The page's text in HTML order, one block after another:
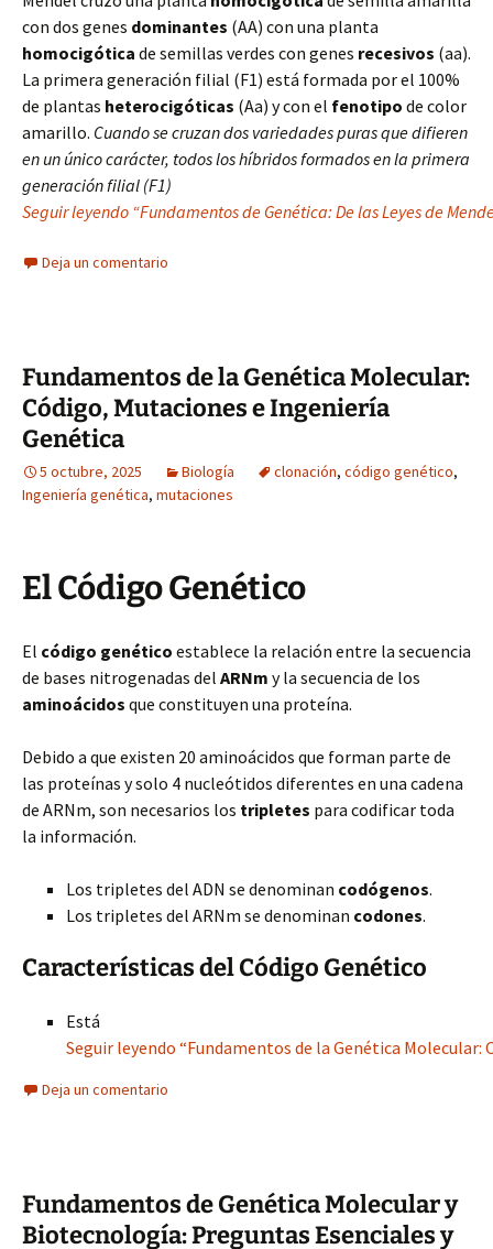
con dos genes dominantes (AA) con una planta
homocigótica de semillas verdes con genes recesivos (aa).
La primera generación filial (F1) está formada por el 100%
de plantas heterocigóticas (Aa) y con el fenotipo de color
amarillo. Cuando se cruzan dos variedades puras que difieren
en un único carácter, todos los híbridos formados en la primera
generación filial (F1)
Seguir leyendo “Fundamentos de Genética: De las Leyes de
Deja un comentario
Fundamentos de la Genética Molecular:
Código, Mutaciones e Ingeniería
Genética
5 octubre, 2025 Biología clonación, código genético,
Ingeniería genética, mutaciones
El Código Genético
El código genético establece la relación entre la secuencia
de bases nitrogenadas del ARNm y la secuencia de los
aminoácidos que constituyen una proteína.
Debido a que existen 20 aminoácidos que forman parte de
las proteínas y solo 4 nucleótidos diferentes en una cadena
de ARNm, son necesarios los tripletes para codificar toda
la información.
Los tripletes del ADN se denominan codógenos.
Los tripletes del ARNm se denominan codones.
Características del Código Genético
Está
Seguir leyendo “Fundamentos de la Genética Molecular:
Deja un comentario
Fundamentos de Genética Molecular y
Biotecnología: Preguntas Esenciales y